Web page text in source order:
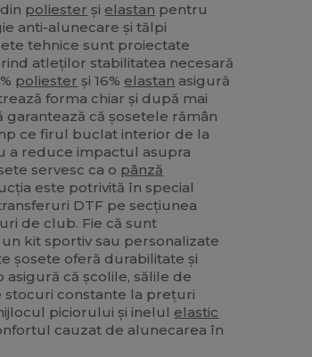
poliester și elastan pentru
anti-alunecare și tălpi
tehnice sunt proiectate
atleților stabilitatea necesară
poliester și 16% elastan asigură
forma chiar și după mai
că șosetele rămân
ce firul buclat interior de la
a reduce impactul asupra
servesc ca o pânză
este potrivită în special
DTF pe secțiunea
de club. Fie că sunt
kit sportiv sau personalizate
șosete oferă durabilitate și
că școlile, sălile de
stocuri constante la prețuri
piciorului și inelul elastic
cauzat de alunecarea în